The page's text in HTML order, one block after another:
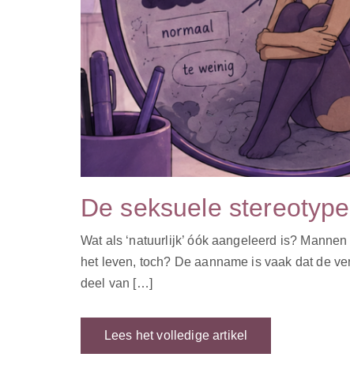
De seksuele
Wat als ‘natuurlijk’ óók aangeleerd is?
het leven, toch? De aanname is vaak dat de
deel van […]
Lees het volledige artikel